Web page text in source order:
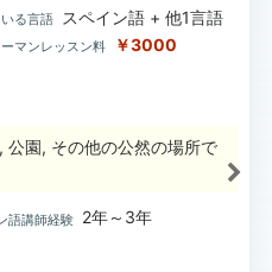
る言語 スペイン語 + 他1言語
マンレッスン料 ￥3000
公園, その他の公然の場所で
語講師経験
2年～3年